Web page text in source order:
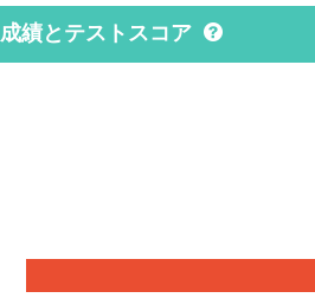
成績とテストスコア